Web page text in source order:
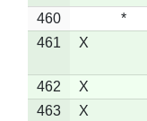
460 *
461
X
462 X
463
X